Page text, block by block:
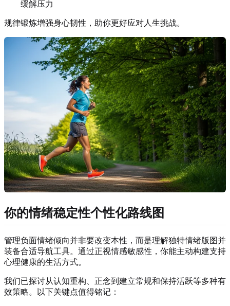
缓解压力
规律锻炼增强身心韧性，助你更好应对人生挑战。
你的情绪稳定性个性化路线图
管理负面情绪倾向并非要改变本性，而是理解独特情绪版图并
装备合适导航工具。通过正视情感敏感性，你能主动构建支持
心理健康的生活方式。
我们已探讨从认知重构、正念到建立常规和保持活跃等多种有
效策略。以下关键点值得铭记：